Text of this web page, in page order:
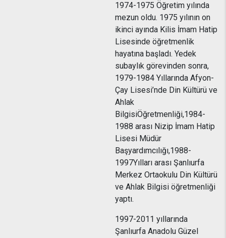
1974-1975 Öğretim yılında
mezun oldu. 1975 yılının on
ikinci ayında Kilis İmam Hatip
Lisesinde öğretmenlik
hayatına başladı. Yedek
subaylık görevinden sonra,
1979-1984 Yıllarında Afyon-
Çay Lisesi’nde Din Kültürü ve
Ahlak
BilgisiÖğretmenliği,1984-
1988 arası Nizip İmam Hatip
Lisesi Müdür
Başyardımcılığı,1988-
1997Yılları arası Şanlıurfa
Merkez Ortaokulu Din Kültürü
ve Ahlak Bilgisi öğretmenliği
yaptı.
1997-2011 yıllarında
Şanlıurfa Anadolu Güzel